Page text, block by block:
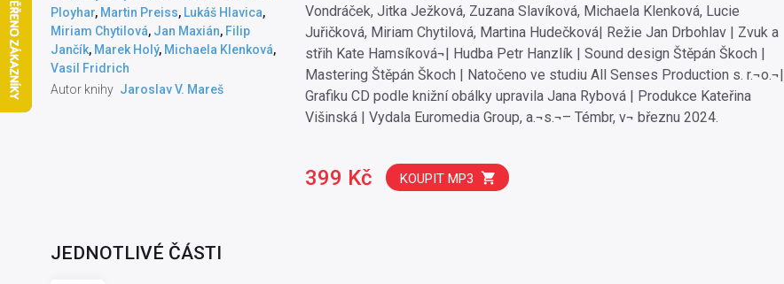
Ployhar, Martin Preiss, Lukáš Hlavica,
Miriam Chytilová, Jan Maxián, Filip
Jančík, Marek Holý, Michaela Klenková,
Vasil Fridrich
Autor knihy Jaroslav V. Mareš
Vondráček, Jitka Ježková, Zuzana Slavíková, Michaela Klenková, Lucie
Juřičková, Miriam Chytilová, Martina Hudečková| Režie Jan Drbohlav | Zvuk a
střih Kate Hamsíková¬| Hudba Petr Hanzlík | Sound design Štěpán Škoch |
Mastering Štěpán Škoch | Natočeno ve studiu All Senses Production s. r.¬o.¬|
Grafiku CD podle knižní obálky upravila Jana Rybová | Produkce Kateřina
Višinská | Vydala Euromedia Group, a.¬s.¬– Témbr, v¬ březnu 2024.
399 Kč KOUPIT MP3
JEDNOTLIVÉ ČÁSTI